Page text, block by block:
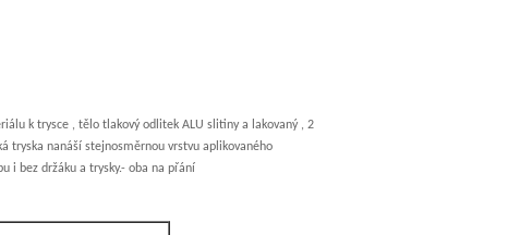
k trysce , tělo tlakový odlitek ALU slitiny a lakovaný , 2
tryska nanáší stejnosměrnou vrstvu aplikovaného
i bez držáku a trysky.- oba na přání